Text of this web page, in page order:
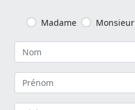
Madame Monsieur